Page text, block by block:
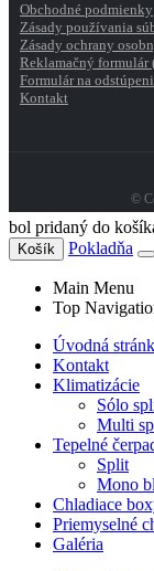
Obchodné podmienky
Zásady používania
Zásady ochrany
Reklamačný formulár
Formulár na
Kontakt
©
bol pridaný do
Košík Pokladňa
Main Menu
Top
Úvodná
Kontakt
Klimatizácie
Sólo
Multi
Tepelné
Split
Mono
Chladiace
Priemyselné
Galéria